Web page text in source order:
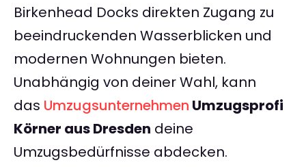
Birkenhead Docks direkten Zugang zu
beeindruckenden Wasserblicken und
modernen Wohnungen bieten.
Unabhängig von deiner Wahl, kann
das Umzugsunternehmen Umzugsprofi
Körner aus Dresden deine
Umzugsbedürfnisse abdecken.